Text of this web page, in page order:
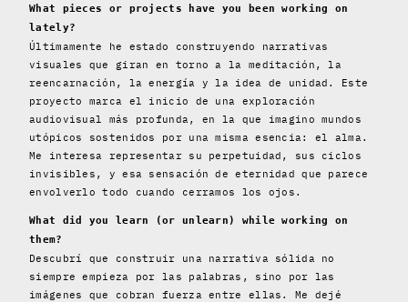
What pieces or projects have you been working on
lately?
Últimamente he estado construyendo narrativas
visuales que giran en torno a la meditación, la
reencarnación, la energía y la idea de unidad. Este
proyecto marca el inicio de una exploración
audiovisual más profunda, en la que imagino mundos
utópicos sostenidos por una misma esencia: el alma.
Me interesa representar su perpetuidad, sus ciclos
invisibles, y esa sensación de eternidad que parece
envolverlo todo cuando cerramos los ojos.
What did you learn (or unlearn) while working on
them?
Descubrí que construir una narrativa sólida no
siempre empieza por las palabras, sino por las
imágenes que cobran fuerza entre ellas. Me dejé